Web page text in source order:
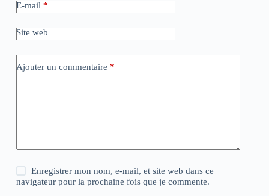
E-mail *
Site web
Ajouter un commentaire *
Enregistrer mon nom, e-mail, et site web dans ce
navigateur pour la prochaine fois que je commente.